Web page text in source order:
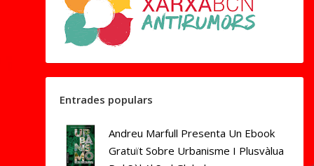
Entrades populars
Andreu Marfull Presenta Un Ebook
Gratuït Sobre Urbanisme I Plusvàlua